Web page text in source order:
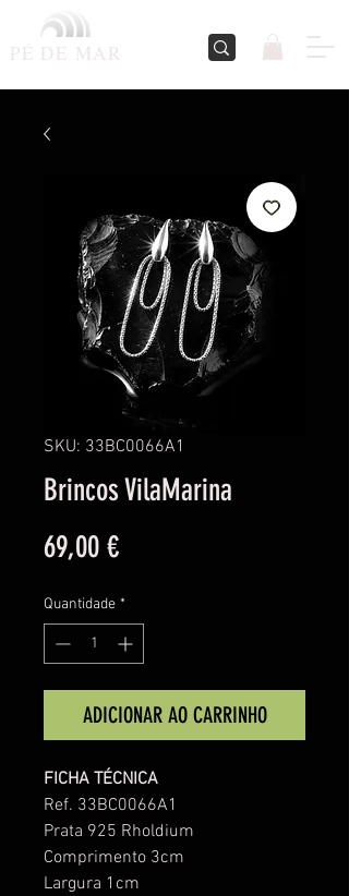
PÉ DE MAR
SKU: 33BC0066A1
Brincos VilaMarina
69,00 €Preço
Quantidade *
ADICIONAR AO CARRINHO
FICHA TÉCNICA
Ref. 33BC0066A1
Prata 925 Rholdium
Comprimento 3cm
Largura 1cm